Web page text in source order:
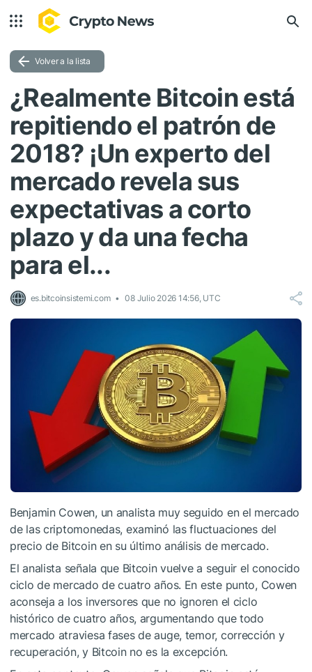
Volver a la lista
¿Realmente Bitcoin está
repitiendo el patrón de
2018? ¡Un experto del
mercado revela sus
expectativas a corto
plazo y da una fecha
para el...
es.bitcoinsistemi.com 08 Julio 2026 14:56, UTC
Benjamin Cowen, un analista muy seguido en el mercado
de las criptomonedas, examinó las fluctuaciones del
precio de Bitcoin en su último análisis de mercado.
El analista señala que Bitcoin vuelve a seguir el conocido
ciclo de mercado de cuatro años. En este punto, Cowen
aconseja a los inversores que no ignoren el ciclo
histórico de cuatro años, argumentando que todo
mercado atraviesa fases de auge, temor, corrección y
recuperación, y Bitcoin no es la excepción.